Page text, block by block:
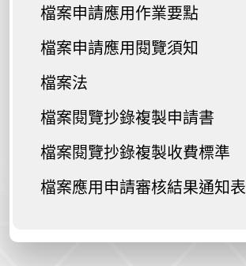
檔案申請應用作業要點
檔案申請應用閱覽須知
檔案法
檔案閱覽抄錄複製申請書
檔案閱覽抄錄複製收費標準
檔案應用申請審核結果通知表